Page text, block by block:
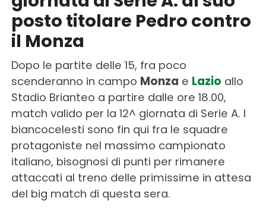
posto titolare Pedro contro
il Monza
Dopo le partite delle 15, fra poco
scenderanno in campo Monza e Lazio allo
Stadio Brianteo a partire dalle ore 18.00,
match valido per la 12^ giornata di Serie A. I
biancocelesti sono fin qui fra le squadre
protagoniste nel massimo campionato
italiano, bisognosi di punti per rimanere
attaccati al treno delle primissime in attesa
del big match di questa sera.